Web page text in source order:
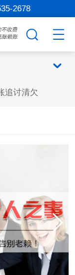
2678
追讨清欠